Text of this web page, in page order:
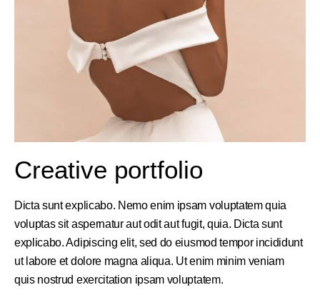
Creative portfolio
Dicta sunt explicabo. Nemo enim ipsam voluptatem quia
voluptas sit aspernatur aut odit aut fugit, quia. Dicta sunt
explicabo. Adipiscing elit, sed do eiusmod tempor incididunt
ut labore et dolore magna aliqua. Ut enim minim veniam
quis nostrud exercitation ipsam voluptatem.